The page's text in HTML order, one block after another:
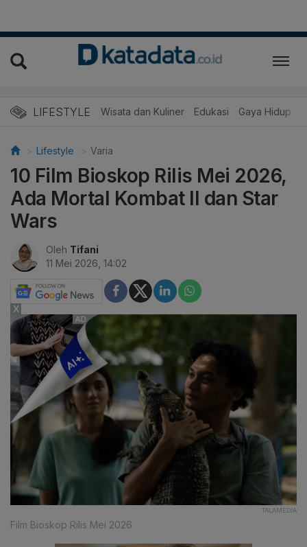
LIFESTYLE Wisata dan Kuliner Edukasi Gaya Hidup
Lifestyle Varia
10 Film Bioskop Rilis Mei 2026,
Ada Mortal Kombat II dan Star
Wars
Oleh Tifani
11 Mei 2026, 14:02
TALAMEDIA
Film Bioskop Rilis Mei 2026
X